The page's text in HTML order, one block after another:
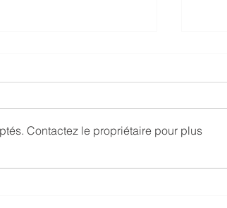
Centre à Allaman -
Contactez le propriétaire pour plus